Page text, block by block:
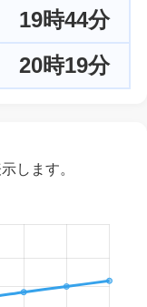
19時44分
20時19分
します。